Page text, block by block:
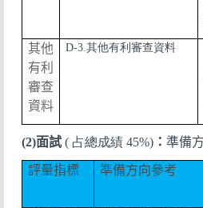
其他
有利
審查
資料
D-3.其他有利審查資料
(2)面試 ( 占總成績 45%) ： 準備
評量指標 準備方向參考